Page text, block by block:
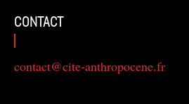
contact
contact@cite-anthropocene.fr